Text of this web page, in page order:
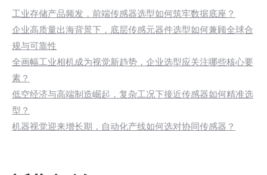
工业存储产品频发，前端传感器选型如何筑牢数据底座？
企业高质量出海背景下，底层传感元器件选型如何兼顾全球合
规与可靠性
全画幅工业相机成为视觉新趋势，企业选型应关注哪些核心要
素？
低空经济与高端制造崛起，复杂工况下接近传感器如何精准选
型？
机器视觉迎来增长期，自动化产线如何选对协同传感器？